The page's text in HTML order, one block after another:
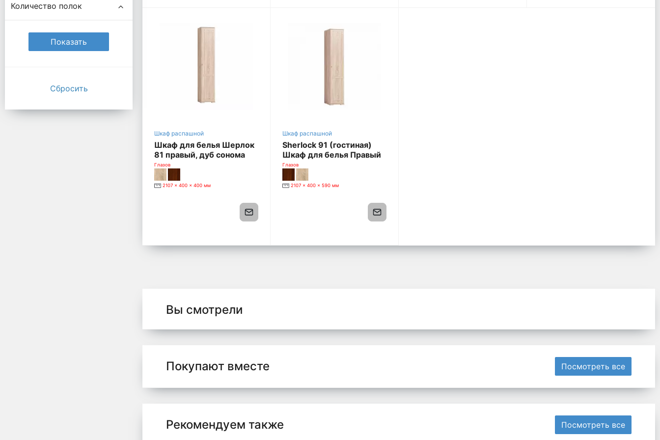
Шкаф распашной
Шкаф для белья Шерлок
81 правый, дуб сонома
Глазов
2107 x 400 x 400 мм
Шкаф распашной
Sherlock 91 (гостиная)
Шкаф для белья Правый
[Дуб Сонома]
Глазов
2107 x 400 x 590 мм
Вы смотрели
Покупают вместе Посмотреть все
Рекомендуем также Посмотреть все
Количество полок
Сбросить